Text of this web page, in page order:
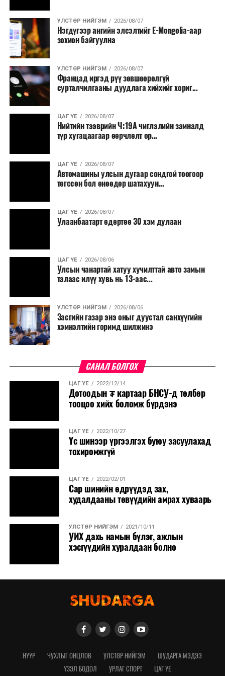
Хуулиар заавал мэдээлэхээс бусад кино,
контент, хэвлэлийн зардал;
Заавал олгохоос бусад тэтгэмж, урамшуулал.
Санхүүгийн хэмнэлтийн горимыг 2026 оны
арванхоёрдугаар сарын 31 хүртэл мөрдөнө. Харин
эрүүл мэндийн салбар уг хэмнэлтийн горимд
хамрагдахгүй бөгөөд цэцэрлэг, сургуулийн хүүхдийн
эрт илрүүлэг, вакцинжуулалт, томуу, томуу төст
өвчний эсрэг арга хэмжээ зэрэг зайлшгүй
үргэлжилнэ гэж Ерөнхий сайд Н.Учрал онцоллоо.
Мөн бүх шатны төсвийн ерөнхийлөн захирагч нарт
салбар бүрдээ урсгал зардлыг 20 хувиар бууруулах,
нөхөн томилгоо хийхгүй байх, аялал, амралт, зугаалга,
хамт олны урлаг, спортын арга хэмжээг зохион
байгуулахгүй байх, төрийн албанд шинэ орон тоо бий
сургалтыг цахим хэлбэрт шилжүүлэх, төрийн албан
хаагчдыг зарим өдрүүдэд цахимаар ажиллуулах арга
хэмжээг үргэлжлүүлэхийг үүрэг болголоо.
Төсвийн сахилга бат сайжирч, эдийн засгийн нөхцөл
байдал хэвийн болсон тохиолдолд эдгээр
хязгаарлалтыг үе шаттайгаар сулруулах юм.
УЛСТӨР НИЙГЭМ 2026/08/07
Нэгдүгээр ангийн элсэлтийг E-Mongolia-аар
зохион байгуулна
УЛСТӨР НИЙГЭМ 2026/08/07
Францад иргэд рүү зөвшөөрөлгүй
сурталчилгааны дуудлага хийхийг хориг...
ЦАГ ҮЕ 2026/08/07
Нийтийн тээврийн Ч:19А чиглэлийн замналд
түр хугацаагаар өөрчлөлт ор...
ЦАГ ҮЕ 2026/08/07
Автомашины улсын дугаар сондгой тоогоор
төгссөн бол өнөөдөр шатахуун...
ЦАГ ҮЕ 2026/08/07
Улаанбаатарт өдөртөө 30 хэм дулаан
ЦАГ ҮЕ 2026/08/06
Улсын чанартай хатуу хучилттай авто замын
талаас илүү хувь нь 13-аас...
УЛСТӨР НИЙГЭМ 2026/08/06
Засгийн газар энэ оныг дуустал санхүүгийн
хэмнэлтийн горимд шилжинэ
САНАЛ БОЛГОХ
ЦАГ ҮЕ 2022/12/14
Дотоодын ₮ картаар БНСУ-д төлбөр
тооцоо хийх боломж бүрдэнэ
ЦАГ ҮЕ 2022/10/27
Үс шинээр үргээлгэх буюу засуулахад
тохиромжгүй
ЦАГ ҮЕ 2022/02/01
Сар шинийн өдрүүдэд зах,
худалдааны төвүүдийн амрах хуваарь
УЛСТӨР НИЙГЭМ 2021/10/11
УИХ дахь намын бүлэг, ажлын
хэсгүүдийн хуралдаан болно
НҮҮР ЧУХЛЫГ ОНЦЛОВ УЛСТӨР НИЙГЭМ
ШУДАРГА МЭДЭЭ
ҮЗЭЛ БОДОЛ
УРЛАГ СПОРТ ЦАГ ҮЕ